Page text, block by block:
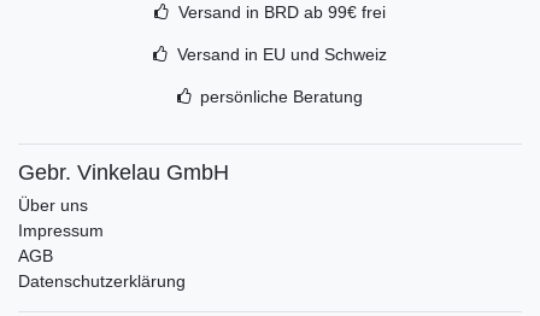
Versand in BRD ab 99€ frei
Versand in EU und Schweiz
persönliche Beratung
Gebr. Vinkelau GmbH
Über uns
Impressum
AGB
Datenschutzerklärung